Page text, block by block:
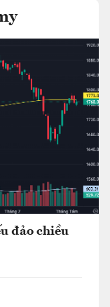
đảo chiều